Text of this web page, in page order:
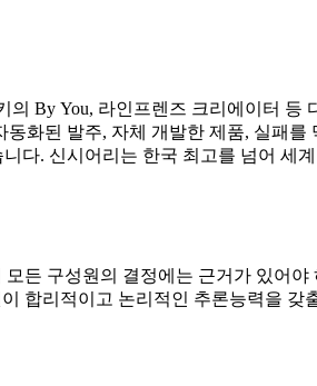
By You, 라인프렌즈 크리에이터
화된 발주, 자체 개발한 제품, 실패
다. 신시어리는 한국 최고를 넘어 세
든 구성원의 결정에는 근거가 있어
합리적이고 논리적인 추론능력을